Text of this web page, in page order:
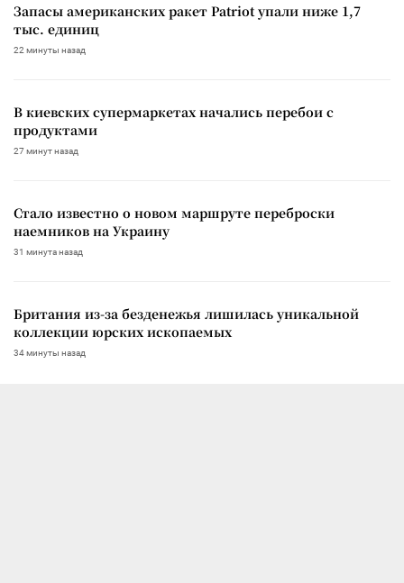
Запасы американских ракет Patriot упали ниже 1,7
тыс. единиц
22 минуты назад
В киевских супермаркетах начались перебои с
продуктами
27 минут назад
Стало известно о новом маршруте переброски
наемников на Украину
31 минута назад
Британия из-за безденежья лишилась уникальной
коллекции юрских ископаемых
34 минуты назад